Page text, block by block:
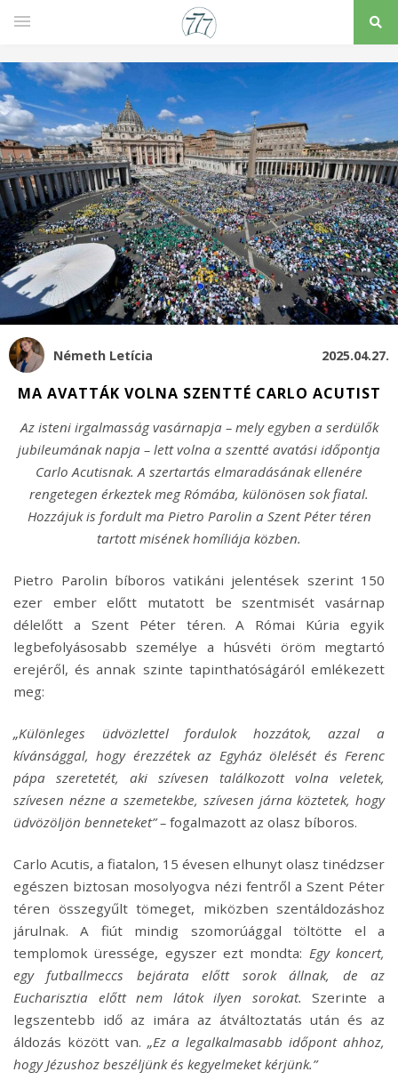
Németh Letícia 2025.04.27.
MA AVATTÁK VOLNA SZENTTÉ CARLO ACUTIST
Az isteni irgalmasság vasárnapja – mely egyben a serdülők
jubileumának napja – lett volna a szentté avatási időpontja
Carlo Acutisnak. A szertartás elmaradásának ellenére
rengetegen érkeztek meg Rómába, különösen sok fiatal.
Hozzájuk is fordult ma Pietro Parolin a Szent Péter téren
tartott misének homíliája közben.
Pietro Parolin bíboros vatikáni jelentések szerint 150
ezer ember előtt mutatott be szentmisét vasárnap
délelőtt a Szent Péter téren. A Római Kúria egyik
legbefolyásosabb személye a húsvéti öröm megtartó
erejéről, és annak szinte tapinthatóságáról emlékezett
meg:
„Különleges üdvözlettel fordulok hozzátok, azzal a
kívánsággal, hogy érezzétek az Egyház ölelését és Ferenc
pápa szeretetét, aki szívesen találkozott volna veletek,
szívesen nézne a szemetekbe, szívesen járna köztetek, hogy
üdvözöljön benneteket” – fogalmazott az olasz bíboros.
Carlo Acutis, a fiatalon, 15 évesen elhunyt olasz tinédzser
egészen biztosan mosolyogva nézi fentről a Szent Péter
téren összegyűlt tömeget, miközben szentáldozáshoz
járulnak. A fiút mindig szomorúággal töltötte el a
templomok üressége, egyszer ezt mondta: Egy koncert,
egy futballmeccs bejárata előtt sorok állnak, de az
Eucharisztia előtt nem látok ilyen sorokat.Szerinte a
legszentebb idő az imára az átváltoztatás után és az
áldozás között van. „Ez a legalkalmasabb időpont ahhoz,
hogy Jézushoz beszéljünk és kegyelmeket kérjünk.”